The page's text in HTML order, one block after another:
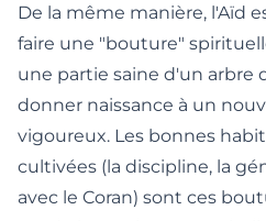
De la même manière, l'Aïd
faire une "bouture"
une partie saine d'un arbre
donner naissance à un
vigoureux. Les bonnes
cultivées (la discipline, la
avec le Coran) sont ces